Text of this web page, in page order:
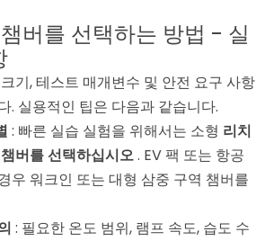
버를 선택하는 방법 - 실
기, 테스트 매개변수 및 안전 요구 사항
. 실용적인 팁은 다음과 같습니다.
: 빠른 실습 실험을 위해서는 소형 리치
버를 선택하십시오. EV 팩 또는 항공
우 워크인 또는 대형 삼중 구역 챔버를
: 필요한 온도 범위, 램프 속도, 습도 수